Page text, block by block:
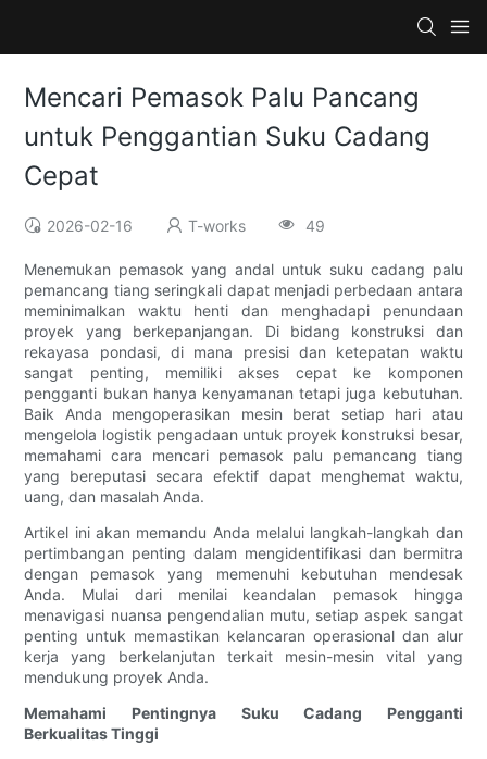
Mencari Pemasok Palu Pancang
untuk Penggantian Suku Cadang
Cepat
2026-02-16 T-works 49
Menemukan pemasok yang andal untuk suku cadang palu
pemancang tiang seringkali dapat menjadi perbedaan antara
meminimalkan waktu henti dan menghadapi penundaan
proyek yang berkepanjangan. Di bidang konstruksi dan
rekayasa pondasi, di mana presisi dan ketepatan waktu
sangat penting, memiliki akses cepat ke komponen
pengganti bukan hanya kenyamanan tetapi juga kebutuhan.
Baik Anda mengoperasikan mesin berat setiap hari atau
mengelola logistik pengadaan untuk proyek konstruksi besar,
memahami cara mencari pemasok palu pemancang tiang
yang bereputasi secara efektif dapat menghemat waktu,
uang, dan masalah Anda.
Artikel ini akan memandu Anda melalui langkah-langkah dan
pertimbangan penting dalam mengidentifikasi dan bermitra
dengan pemasok yang memenuhi kebutuhan mendesak
Anda. Mulai dari menilai keandalan pemasok hingga
menavigasi nuansa pengendalian mutu, setiap aspek sangat
penting untuk memastikan kelancaran operasional dan alur
kerja yang berkelanjutan terkait mesin-mesin vital yang
mendukung proyek Anda.
Memahami Pentingnya Suku Cadang Pengganti
Berkualitas Tinggi